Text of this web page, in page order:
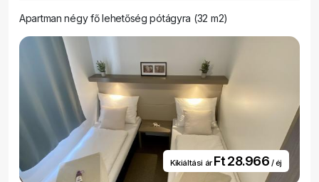
Apartman négy fő lehetőség pótágyra (32 m2)
Kikiáltási ár Ft 28.966 / éj